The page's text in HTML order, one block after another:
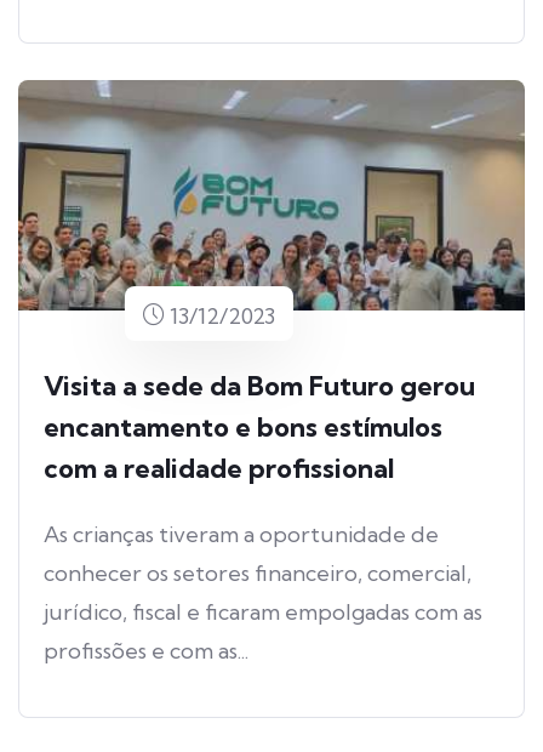
13/12/2023
Visita a sede da Bom Futuro gerou
encantamento e bons estímulos
com a realidade profissional
As crianças tiveram a oportunidade de
conhecer os setores financeiro, comercial,
jurídico, fiscal e ficaram empolgadas com as
profissões e com as...